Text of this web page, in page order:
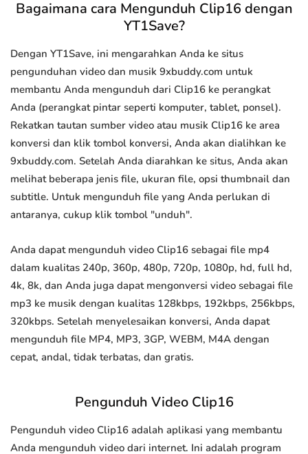
Bagaimana cara Mengunduh Clip16 dengan
YT1Save?
Dengan YT1Save, ini mengarahkan Anda ke situs
pengunduhan video dan musik 9xbuddy.com untuk
membantu Anda mengunduh dari Clip16 ke perangkat
Anda (perangkat pintar seperti komputer, tablet, ponsel).
Rekatkan tautan sumber video atau musik Clip16 ke area
konversi dan klik tombol konversi, Anda akan dialihkan ke
9xbuddy.com. Setelah Anda diarahkan ke situs, Anda akan
melihat beberapa jenis file, ukuran file, opsi thumbnail dan
subtitle. Untuk mengunduh file yang Anda perlukan di
antaranya, cukup klik tombol "unduh".
Anda dapat mengunduh video Clip16 sebagai file mp4
dalam kualitas 240p, 360p, 480p, 720p, 1080p, hd, full hd,
4k, 8k, dan Anda juga dapat mengonversi video sebagai file
mp3 ke musik dengan kualitas 128kbps, 192kbps, 256kbps,
320kbps. Setelah menyelesaikan konversi, Anda dapat
mengunduh file MP4, MP3, 3GP, WEBM, M4A dengan
cepat, andal, tidak terbatas, dan gratis.
Pengunduh Video Clip16
Pengunduh video Clip16 adalah aplikasi yang membantu
Anda mengunduh video dari internet. Ini adalah program